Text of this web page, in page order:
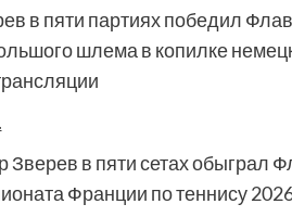
в пяти партиях победил
шлема в копилке
Зверев в пяти сетах обыграл
Франции по теннису